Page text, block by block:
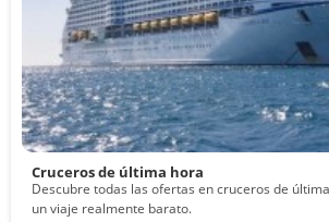
Cruceros de última hora
Descubre todas las ofertas en cruceros de
un viaje realmente barato.